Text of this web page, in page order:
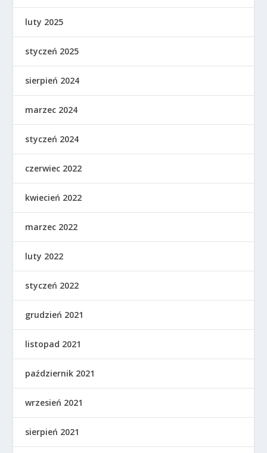
luty 2025
styczeń 2025
sierpień 2024
marzec 2024
styczeń 2024
czerwiec 2022
kwiecień 2022
marzec 2022
luty 2022
styczeń 2022
grudzień 2021
listopad 2021
październik 2021
wrzesień 2021
sierpień 2021